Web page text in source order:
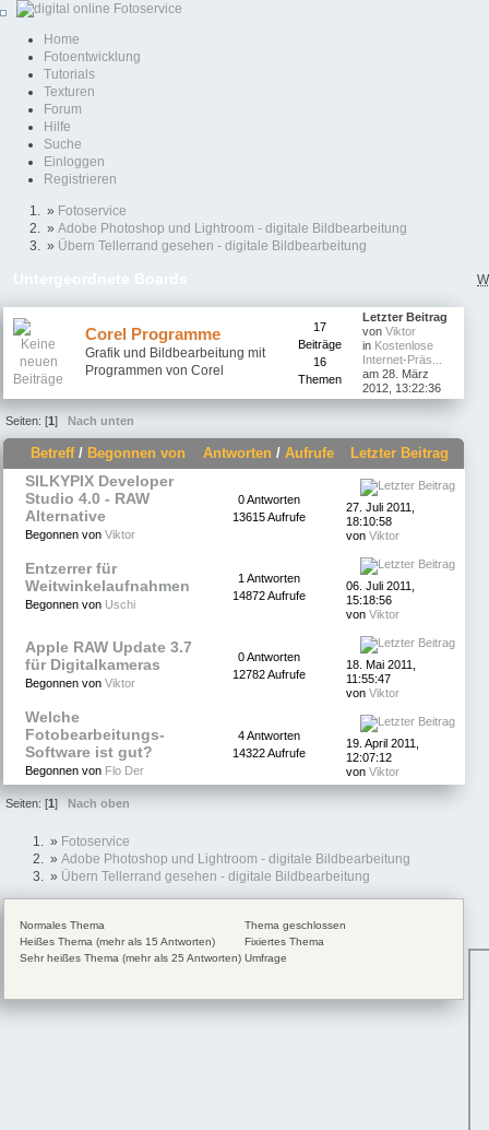
Home
Fotoentwicklung
Tutorials
Texturen
Forum
Hilfe
Suche
Einloggen
Registrieren
» Fotoservice
» Adobe Photoshop und Lightroom - digitale Bildbearbeitung
» Übern Tellerrand gesehen - digitale Bildbearbeitung
Corel Programme
Grafik und Bildbearbeitung mit
Programmen von Corel
17
Beiträge
16
Themen
Letzter Beitrag
vonViktor
in Kostenlose
Internet-Präs...
am 28. März
2012, 13:22:36
Seiten: [1] Nach unten
Betreff/ Begonnen von Antworten / Aufrufe
Letzter Beitrag
SILKYPIX Developer
Studio 4.0 - RAW
Alternative
Begonnen von Viktor
0 Antworten
13615 Aufrufe
27. Juli 2011,
18:10:58
von Viktor
Entzerrer für
Weitwinkelaufnahmen
Begonnen von Uschi
1 Antworten
14872 Aufrufe
06. Juli 2011,
15:18:56
von Viktor
Apple RAW Update 3.7
für Digitalkameras
Begonnen von Viktor
0 Antworten
12782 Aufrufe
18. Mai 2011,
11:55:47
von Viktor
Welche
Fotobearbeitungs-
Software ist gut?
Begonnen von Flo Der
4 Antworten
14322 Aufrufe
19. April 2011,
12:07:12
von Viktor
Seiten: [1] Nach oben
» Fotoservice
» Adobe Photoshop und Lightroom - digitale Bildbearbeitung
» Übern Tellerrand gesehen - digitale Bildbearbeitung
Normales Thema
Heißes Thema (mehr als 15 Antworten)
Sehr heißes Thema (mehr als 25 Antworten)
Thema geschlossen
Fixiertes Thema
Umfrage